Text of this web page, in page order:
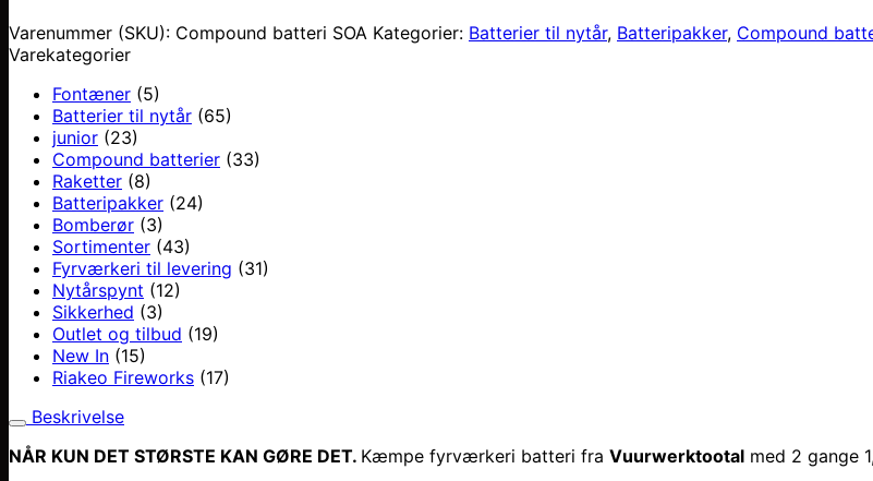
Varenummer (SKU): Compound batteri SOA Kategorier: Batterier til nytår, Batteripakker, Compound
Varekategorier
Fontæner (5)
Batterier til nytår (65)
junior (23)
Compound batterier (33)
Raketter (8)
Batteripakker (24)
Bomberør (3)
Sortimenter (43)
Fyrværkeri til levering (31)
Nytårspynt (12)
Sikkerhed (3)
Outlet og tilbud (19)
New In (15)
Riakeo Fireworks (17)
Beskrivelse
NÅR KUN DET STØRSTE KAN GØRE DET. Kæmpe fyrværkeri batteri fra Vuurwerktootal med 2 gange